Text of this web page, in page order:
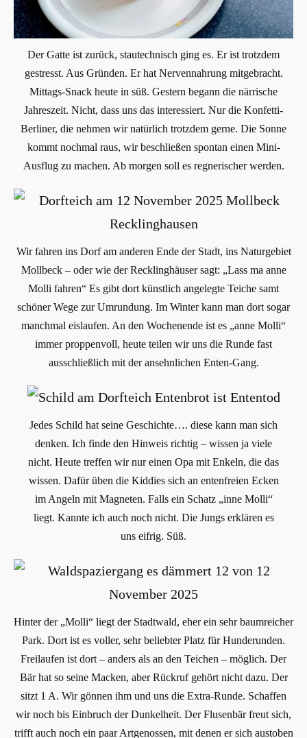
Der Gatte ist zurück, stautechnisch ging es. Er ist trotzdem
gestresst. Aus Gründen. Er hat Nervennahrung mitgebracht.
Mittags-Snack heute in süß. Gestern begann die närrische
Jahreszeit. Nicht, dass uns das interessiert. Nur die Konfetti-
Berliner, die nehmen wir natürlich trotzdem gerne. Die Sonne
kommt nochmal raus, wir beschließen spontan einen Mini-
Ausflug zu machen. Ab morgen soll es regnerischer werden.
Wir fahren ins Dorf am anderen Ende der Stadt, ins Naturgebiet
Mollbeck – oder wie der Recklinghäuser sagt: „Lass ma anne
Molli fahren“ Es gibt dort künstlich angelegte Teiche samt
schöner Wege zur Umrundung. Im Winter kann man dort sogar
manchmal eislaufen. An den Wochenende ist es „anne Molli“
immer proppenvoll, heute teilen wir uns die Runde fast
ausschließlich mit der ansehnlichen Enten-Gang.
Jedes Schild hat seine Geschichte…. diese kann man sich
denken. Ich finde den Hinweis richtig – wissen ja viele
nicht. Heute treffen wir nur einen Opa mit Enkeln, die das
wissen. Dafür üben die Kiddies sich an entenfreien Ecken
im Angeln mit Magneten. Falls ein Schatz „inne Molli“
liegt. Kannte ich auch noch nicht. Die Jungs erklären es
uns eifrig. Süß.
Hinter der „Molli“ liegt der Stadtwald, eher ein sehr baumreicher
Park. Dort ist es voller, sehr beliebter Platz für Hunderunden.
Freilaufen ist dort – anders als an den Teichen – möglich. Der
Bär hat so seine Macken, aber Rückruf gehört nicht dazu. Der
sitzt 1 A. Wir gönnen ihm und uns die Extra-Runde. Schaffen
wir noch bis Einbruch der Dunkelheit. Der Flusenbär freut sich,
trifft auch noch ein paar Artgenossen, mit denen er sich austoben